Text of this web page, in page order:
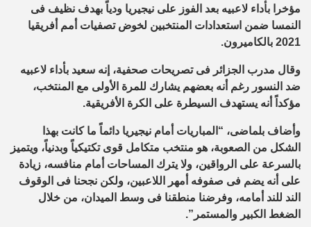
مؤخرا بأداء لاعبيه بعد الفوز على نيجيريا ودياً بهدف نظيف فى
النمسا ضمن استعدادات المنتخبين لخوض تصفيات أمم أفريقيا
2021 بالكاميرون.
وقال مدرب الجزائر فى تصريحات صحفية، إنه سعيد بأداء لاعبيه
ضد النسور رغم أنه بعضهم يشارك للمرة الأولى مع المنتخب،
مؤكداً أنه يستهدف السيطرة على الكرة الأفريقية.
وأضاف بلماضى، “المباريات أمام نيجيريا دائماً ما كانت بهذا
الشكل من الصعوبة، هو منتخب متكامل قوى تكتيكياً وبدنياً، ويتميز
بالسرعة على الرواقين، ولا يترك المساحات أمام منافسه، زيادة
على أنه يضم فى صفوفه أمهر اللاعبين، ولكن نجحنا فى الوقوف
الند للند أمامه، وفرضنا منطقنا فى وسط الميدان، من خلال
الضغط الكبير والمستمر”.